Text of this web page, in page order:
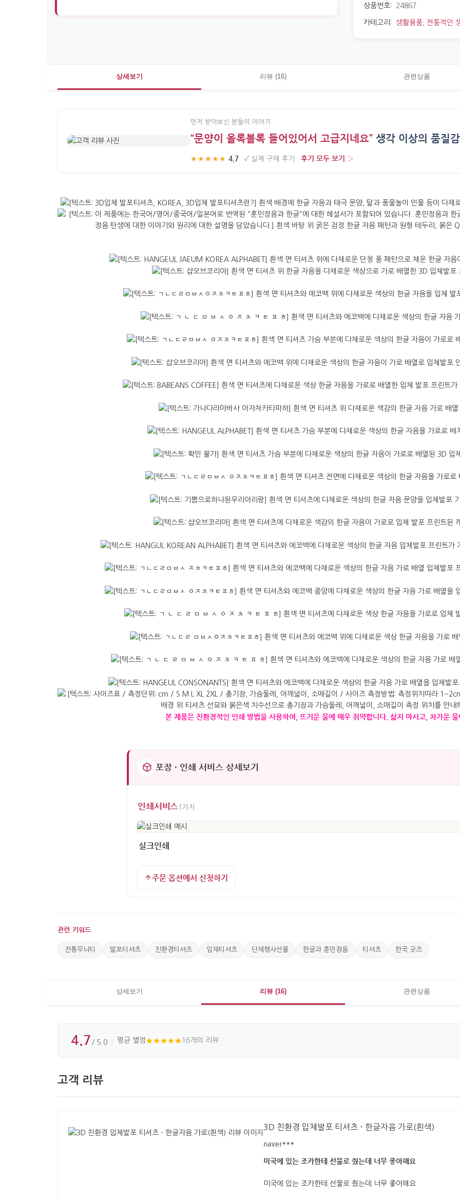
상품번호: 24867
카테고리: 생활용품 전통적인
상세보기 리뷰 (16) 관련상품
먼저 받아보신 분들의 이야기
“문양이 올록볼록 들어있어서 고급지네요” 생각 이상의 품질감
★★★★★ 4.7 · ✓ 실제 구매 후기 · 후기 모두 보기 ›
본 제품은 친환경적인 인쇄 방법을 사용하여 뜨거운 물에 매우 취약합니다 삶지 마시고 차가운 물
포장 · 인쇄 서비스 상세보기
인쇄서비스 1가지
실크인쇄
주문 옵션에서 신청하기
관련 키워드
전통무늬티 발포티셔츠 친환경티셔츠 입체티셔츠 단체행사선물 한글과 훈민정음 티셔츠 한국 굿즈
상세보기 리뷰 (16) 관련상품
4.7 / 5.0 평균 별점 16개의 리뷰
고객 리뷰
3D 친환경 입체발포 티셔츠 - 한글자음 가로(흰색)
naver***
미국에 있는 조카한테 선물로 줬는데 너무 좋아해요
미국에 있는 조카한테 선물로 줬는데 너무 좋아해요